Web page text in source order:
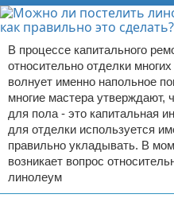
В процессе капитального
относительно отделки
волнует именно напольное
многие мастера утверждают,
для пола - это капитальная
для отделки используется
правильно укладывать. В
возникает вопрос
линолеум